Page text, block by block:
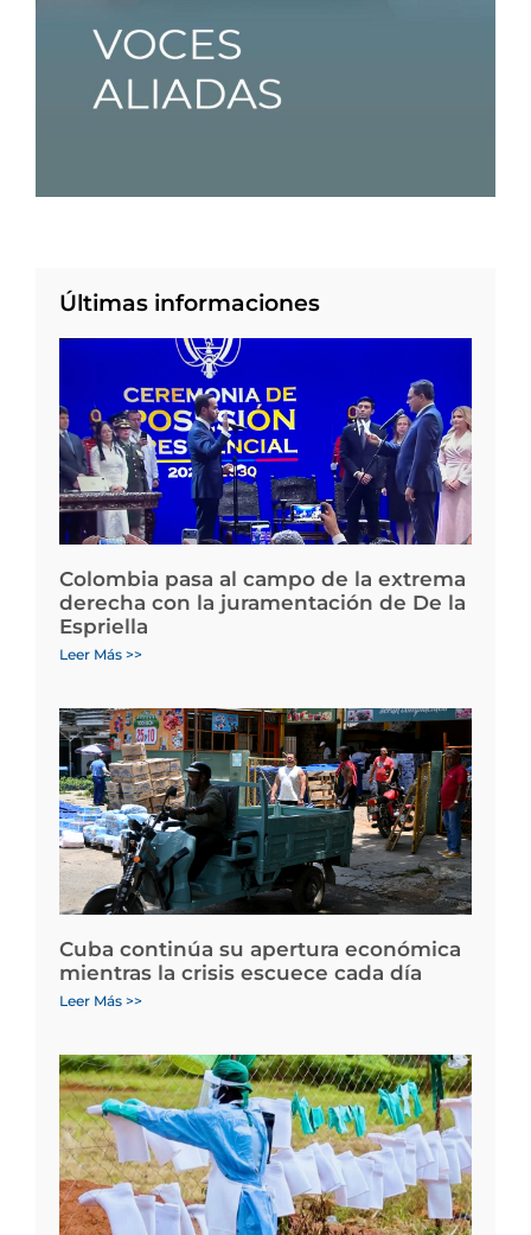
Últimas informaciones
Colombia pasa al campo de la extrema
derecha con la juramentación de De la
Espriella
Leer Más >>
Cuba continúa su apertura económica
mientras la crisis escuece cada día
Leer Más >>